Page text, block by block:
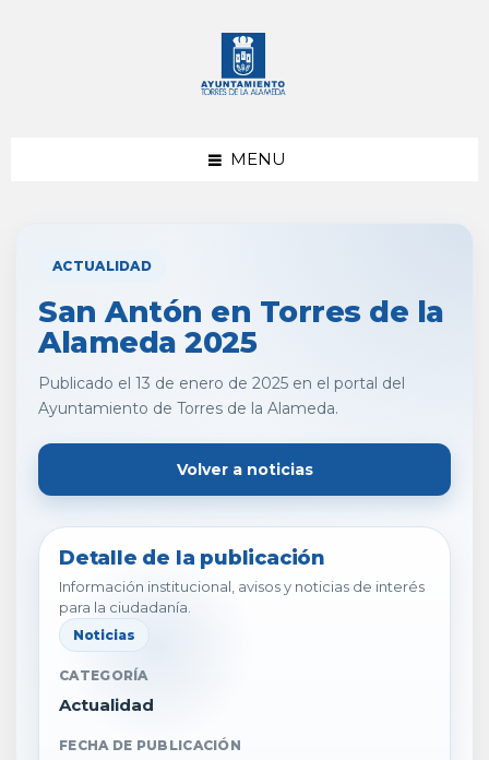
MENU
ACTUALIDAD
San Antón en Torres de la
Alameda 2025
Publicado el 13 de enero de 2025 en el portal del
Ayuntamiento de Torres de la Alameda.
Volver a noticias
Detalle de la publicación
Información institucional, avisos y noticias de interés
para la ciudadanía.
Noticias
CATEGORÍA
Actualidad
FECHA DE PUBLICACIÓN